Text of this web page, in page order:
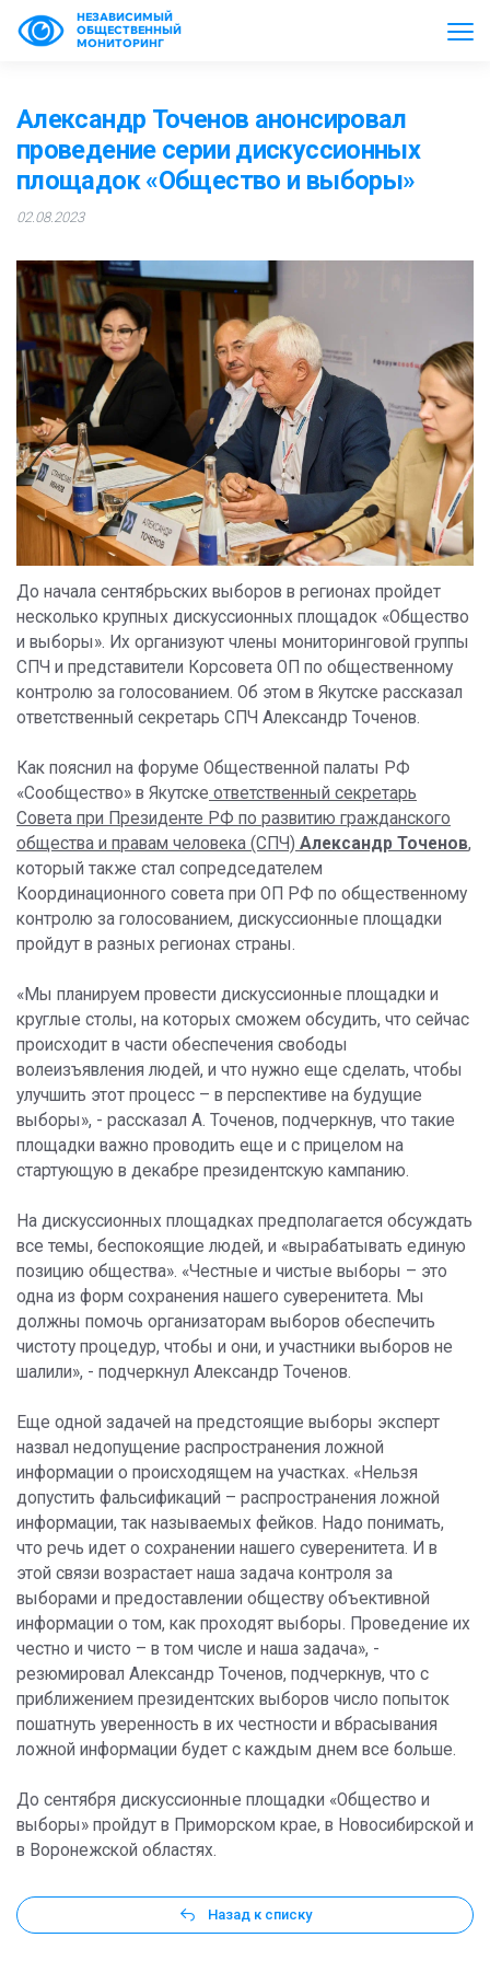
НЕЗАВИСИМЫЙ
ОБЩЕСТВЕННЫЙ
МОНИТОРИНГ
Александр Точенов анонсировал
проведение серии дискуссионных
площадок «Общество и выборы»
02.08.2023
До начала сентябрьских выборов в регионах пройдет
несколько крупных дискуссионных площадок «Общество
и выборы». Их организуют члены мониторинговой группы
СПЧ и представители Корсовета ОП по общественному
контролю за голосованием. Об этом в Якутске рассказал
ответственный секретарь СПЧ Александр Точенов.
Как пояснил на форуме Общественной палаты РФ
«Сообщество» в Якутске ответственный секретарь
Совета при Президенте РФ по развитию гражданского
общества и правам человека (СПЧ) Александр Точенов,
который также стал сопредседателем
Координационного совета при ОП РФ по общественному
контролю за голосованием, дискуссионные площадки
пройдут в разных регионах страны.
«Мы планируем провести дискуссионные площадки и
круглые столы, на которых сможем обсудить, что сейчас
происходит в части обеспечения свободы
волеизъявления людей, и что нужно еще сделать, чтобы
улучшить этот процесс – в перспективе на будущие
выборы», - рассказал А. Точенов, подчеркнув, что такие
площадки важно проводить еще и с прицелом на
стартующую в декабре президентскую кампанию.
На дискуссионных площадках предполагается обсуждать
все темы, беспокоящие людей, и «вырабатывать единую
позицию общества». «Честные и чистые выборы – это
одна из форм сохранения нашего суверенитета. Мы
должны помочь организаторам выборов обеспечить
чистоту процедур, чтобы и они, и участники выборов не
шалили», - подчеркнул Александр Точенов.
Еще одной задачей на предстоящие выборы эксперт
назвал недопущение распространения ложной
информации о происходящем на участках. «Нельзя
допустить фальсификаций – распространения ложной
информации, так называемых фейков. Надо понимать,
что речь идет о сохранении нашего суверенитета. И в
этой связи возрастает наша задача контроля за
выборами и предоставлении обществу объективной
информации о том, как проходят выборы. Проведение их
честно и чисто – в том числе и наша задача», -
резюмировал Александр Точенов, подчеркнув, что с
приближением президентских выборов число попыток
пошатнуть уверенность в их честности и вбрасывания
ложной информации будет с каждым днем все больше.
До сентября дискуссионные площадки «Общество и
выборы» пройдут в Приморском крае, в Новосибирской и
в Воронежской областях.
Назад к списку